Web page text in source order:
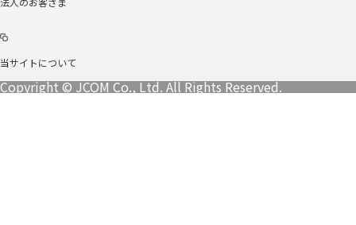
当サイトについて
Copyright © JCOM Co., Ltd. All Rights Reserved.